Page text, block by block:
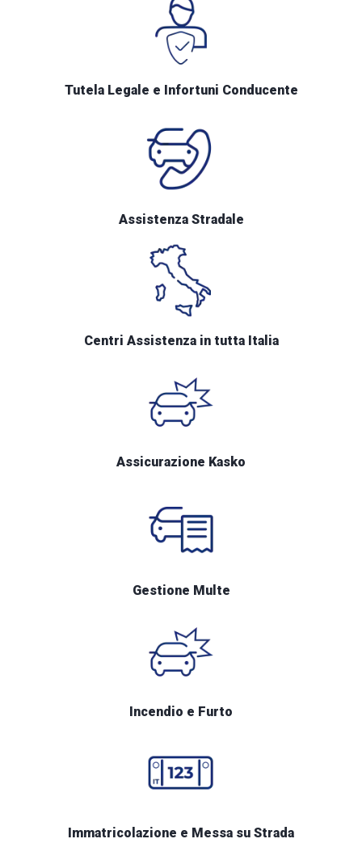
Tutela Legale e Infortuni Conducente
Assistenza Stradale
Centri Assistenza in tutta Italia
Assicurazione Kasko
Gestione Multe
Incendio e Furto
Immatricolazione e Messa su Strada